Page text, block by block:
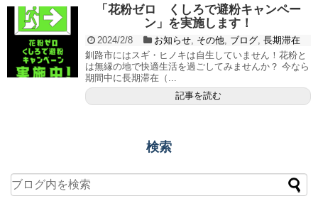
「花粉ゼロ くしろで避粉キャンペー
ン」を実施します！
2024/2/8 お知らせ, その他, ブログ, 長期滞在
釧路市にはスギ・ヒノキは自生していません！花粉と
は無縁の地で快適生活を過ごしてみませんか？ 今なら
期間中に長期滞在（...
記事を読む
検索